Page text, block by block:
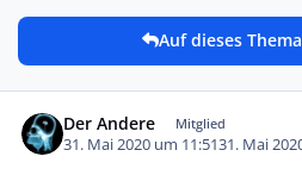
Auf dieses
Der Andere Mitglied
31. Mai 2020 um 11:5131. Mai